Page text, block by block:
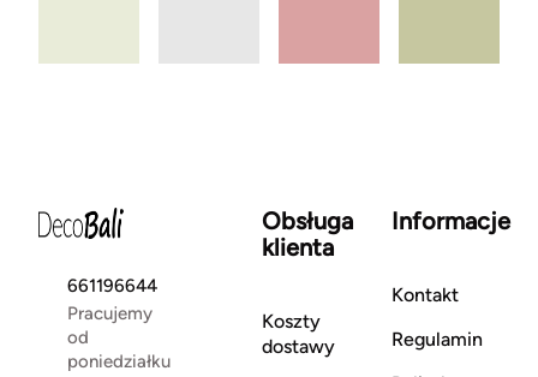
661196644
Pracujemy
od
poniedziałku
Obsługa
klienta
Koszty
dostawy
Informacje
Kontakt
Regulamin